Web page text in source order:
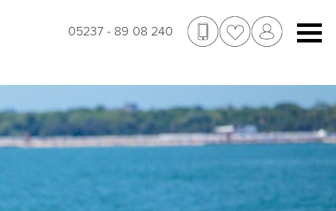
05237 - 89 08 240